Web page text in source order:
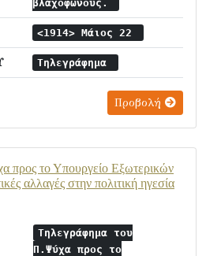
βλαχόφωνους.
<1914> Μάιος 22
Τηλεγράφημα
Προβολή
προς το Υπουργείο Εξωτερικών
αλλαγές στην πολιτική ηγεσία
Τηλεγράφημα του
Π.Ψύχα προς το